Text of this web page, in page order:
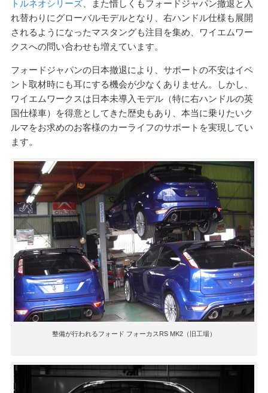
トルネオシリーズ、また惜しくもフォードジャパン撤退と入
れ替わりにグローバルモデルとなり、右ハンドル仕様も展開
されるようになったマスタングも注目を集め、ワイエムワー
クスへの問い合わせも増えています。
フォードジャパンの日本撤退により、サポートの不安はイベ
ント取材時にも耳にする機会が少なくありません。しかし、
ワイエムワークスは日本未導入モデル（特に右ハンドルの英
国仕様車）を得意としてきた歴史もあり、本当に乗りたいク
ルマをお求めのお客様のカーライフのサポートを実現してい
ます。
整備が行われるフォード フォーカスRS MK2（旧工場）